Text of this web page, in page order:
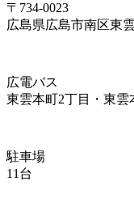
〒734-0023
広島県広島市南区東
広電バス
東雲本町2丁目・東雲
駐車場
11台